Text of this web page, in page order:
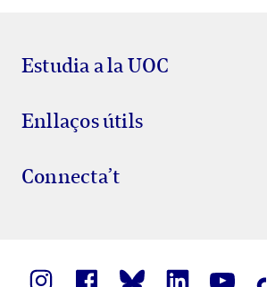
Estudia a la UOC
Enllaços útils
Connecta’t